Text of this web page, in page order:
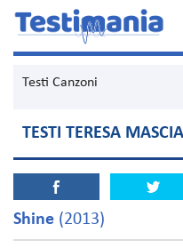
Testi Canzoni
TESTI TERESA
Shine (2013)